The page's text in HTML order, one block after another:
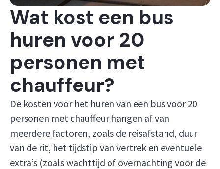
Wat kost een bus
huren voor 20
personen met
chauffeur?
De kosten voor het huren van een bus voor 20
personen met chauffeur hangen af van
meerdere factoren, zoals de reisafstand, duur
van de rit, het tijdstip van vertrek en eventuele
extra’s (zoals wachttijd of overnachting voor de